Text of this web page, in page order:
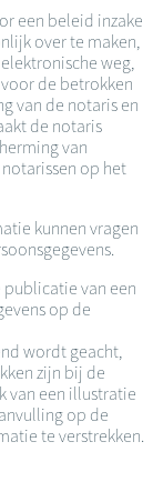
een beleid inzake
over te maken,
weg,
de betrokken
van de notaris en
de notaris
van
op het
kunnen vragen
publicatie van een
op de
wordt geacht,
zijn bij de
van een illustratie
op de
te verstrekken.